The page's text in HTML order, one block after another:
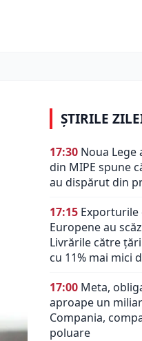
ȘTIRILE
17:30 Noua Lege
din MIPE spune
au dispărut din
17:15 Exporturile
Europene au
Livrările către
cu 11% mai mici
17:00 Meta,
aproape un
Compania,
poluare